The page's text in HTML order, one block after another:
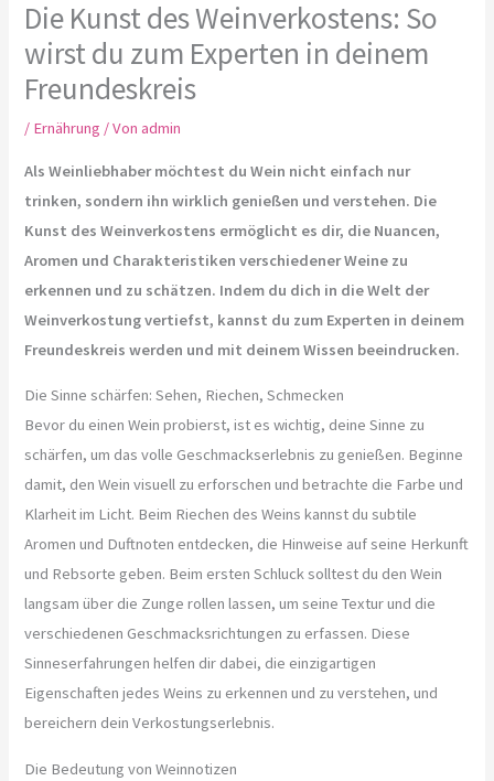
Die Kunst des Weinverkostens: So
wirst du zum Experten in deinem
Freundeskreis
/ Ernährung / Vonadmin
Als Weinliebhaber möchtest du Wein nicht einfach nur
trinken, sondern ihn wirklich genießen und verstehen. Die
Kunst des Weinverkostens ermöglicht es dir, die Nuancen,
Aromen und Charakteristiken verschiedener Weine zu
erkennen und zu schätzen. Indem du dich in die Welt der
Weinverkostung vertiefst, kannst du zum Experten in deinem
Freundeskreis werden und mit deinem Wissen beeindrucken.
Die Sinne schärfen: Sehen, Riechen, Schmecken
Bevor du einen Wein probierst, ist es wichtig, deine Sinne zu
schärfen, um das volle Geschmackserlebnis zu genießen. Beginne
damit, den Wein visuell zu erforschen und betrachte die Farbe und
Klarheit im Licht. Beim Riechen des Weins kannst du subtile
Aromen und Duftnoten entdecken, die Hinweise auf seine Herkunft
und Rebsorte geben. Beim ersten Schluck solltest du den Wein
langsam über die Zunge rollen lassen, um seine Textur und die
verschiedenen Geschmacksrichtungen zu erfassen. Diese
Sinneserfahrungen helfen dir dabei, die einzigartigen
Eigenschaften jedes Weins zu erkennen und zu verstehen, und
bereichern dein Verkostungserlebnis.
Die Bedeutung von Weinnotizen